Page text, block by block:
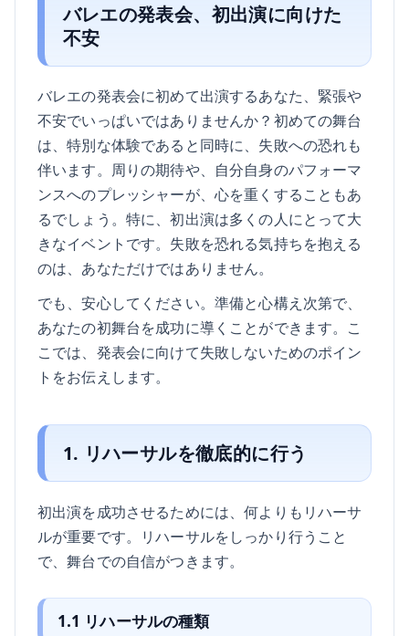
バレエの発表会、初出演に向けた
不安
バレエの発表会に初めて出演するあなた、緊張や
不安でいっぱいではありませんか？初めての舞台
は、特別な体験であると同時に、失敗への恐れも
伴います。周りの期待や、自分自身のパフォーマ
ンスへのプレッシャーが、心を重くすることもあ
るでしょう。特に、初出演は多くの人にとって大
きなイベントです。失敗を恐れる気持ちを抱える
のは、あなただけではありません。
でも、安心してください。準備と心構え次第で、
あなたの初舞台を成功に導くことができます。こ
こでは、発表会に向けて失敗しないためのポイン
トをお伝えします。
1. リハーサルを徹底的に行う
初出演を成功させるためには、何よりもリハーサ
ルが重要です。リハーサルをしっかり行うこと
で、舞台での自信がつきます。
1.1 リハーサルの種類